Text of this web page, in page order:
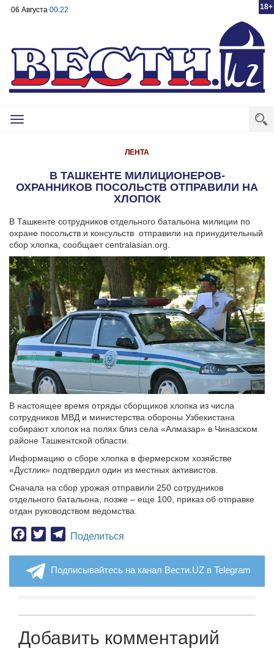
18+
06 Августа 00:22
Toggle
ЛЕНТА
В ТАШКЕНТЕ МИЛИЦИОНЕРОВ-
ОХРАННИКОВ ПОСОЛЬСТВ ОТПРАВИЛИ НА
ХЛОПОК
В Ташкенте сотрудников отдельного батальона милиции по
охране посольств и консульств отправили на принудительный
сбор хлопка, сообщает centralasian.org.
В настоящее время отряды сборщиков хлопка из числа
сотрудников МВД и министерства обороны Узбекистана
собирают хлопок на полях близ села «Алмазар» в Чиназском
районе Ташкентской области.
Информацию о сборе хлопка в фермерском хозяйстве
«Дустлик» подтвердил один из местных активистов.
Сначала на сбор урожая отправили 250 сотрудников
отдельного батальона, позже – еще 100, приказ об отправке
отдан руководством ведомства.
Facebook
TwitterTelegram
Поделиться
Подписывайтесь на канал Вести.UZ в Telegram
Добавить комментарий